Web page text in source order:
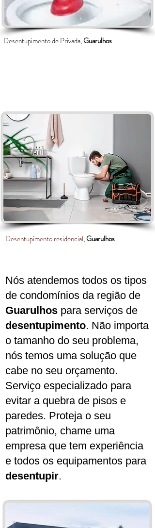
Desentupimento de Privada,Guarulhos
Desentupimento residencial,Guarulhos
Nós atendemos todos os tipos
de condomínios da região de
Guarulhos para serviços de
desentupimento. Não importa
o tamanho do seu problema,
nós temos uma solução que
cabe no seu orçamento.
Serviço especializado para
evitar a quebra de pisos e
paredes. Proteja o seu
patrimônio, chame uma
empresa que tem experiência
e todos os equipamentos para
desentupir.